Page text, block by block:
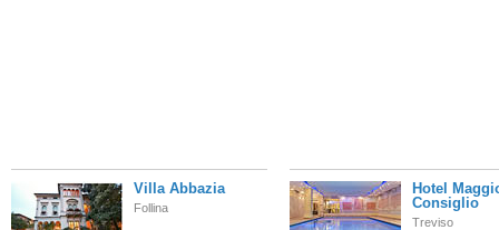
Villa Abbazia
Follina
Hotel
Consiglio
Treviso